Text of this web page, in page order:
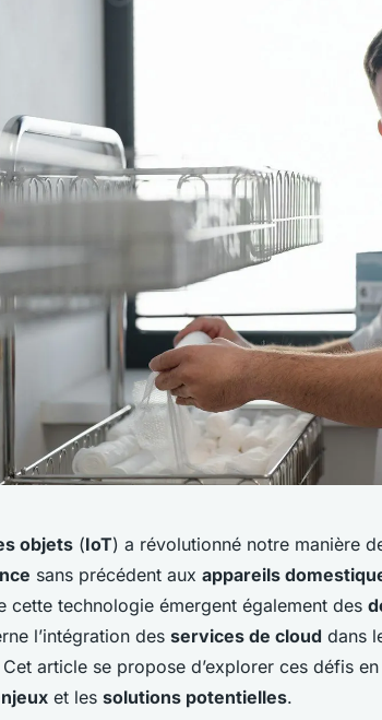
objets (IoT) a révolutionné notre manière
sans précédent aux appareils
cette technologie émergent également des
l’intégration des services de cloud dans
Cet article se propose d’explorer ces défis
et les solutions potentielles.